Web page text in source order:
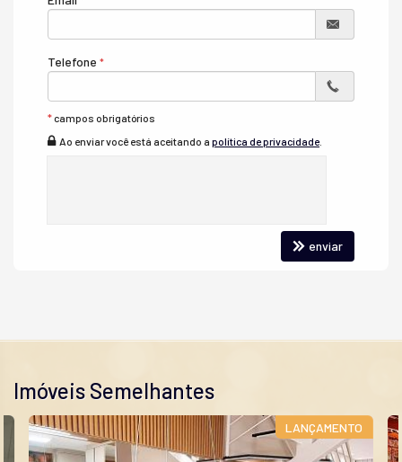
Piso Porcelanato
Telefone
*campos obrigatórios
Ao enviar você está aceitando a política de privacidade.
enviar
Imóveis Semelhantes